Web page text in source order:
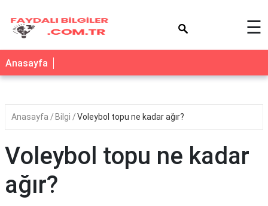
☰
Anasayfa
Anasayfa Bilgi Voleybol topu ne kadar ağır?
Voleybol topu ne kadar
ağır?